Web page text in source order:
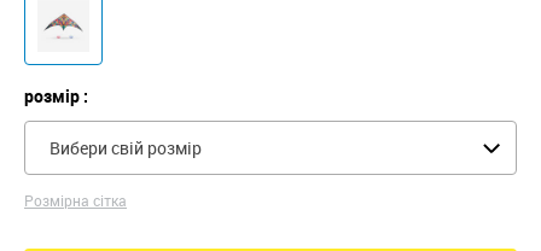
розмір :
Вибери свій розмір
Розмірна сітка